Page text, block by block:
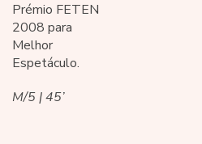
Prémio FETEN
2008 para
Melhor
Espetáculo.
M/5 | 45’